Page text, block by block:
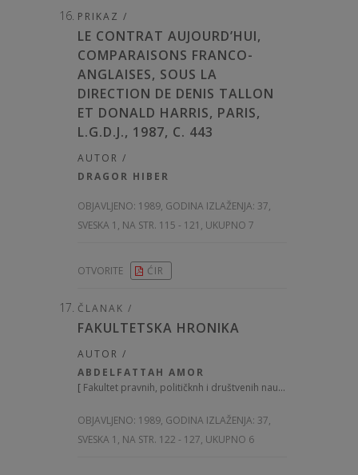
PRIKAZ /
LE CONTRAT AUJOURD’HUI,
COMPARAISONS FRANCO-
ANGLAISES, SOUS LA
DIRECTION DE DENIS TALLON
ET DONALD HARRIS, PARIS,
L.G.D.J., 1987, C. 443
AUTOR /
DRAGOR HIBER
OBJAVLJENO: 1989, GODINA IZLAŽENJA: 37,
SVESKA 1, NA STR. 115 - 121, UKUPNO 7
OTVORITE ĆIR
ČLANAK /
FAKULTETSKA HRONIKA
AUTOR /
ABDELFATTAH AMOR
[ Fakultet pravnih, političknh i društvenih nauka u Tunisu
OBJAVLJENO: 1989, GODINA IZLAŽENJA: 37,
SVESKA 1, NA STR. 122 - 127, UKUPNO 6